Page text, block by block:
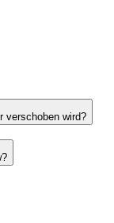
verschoben wird?